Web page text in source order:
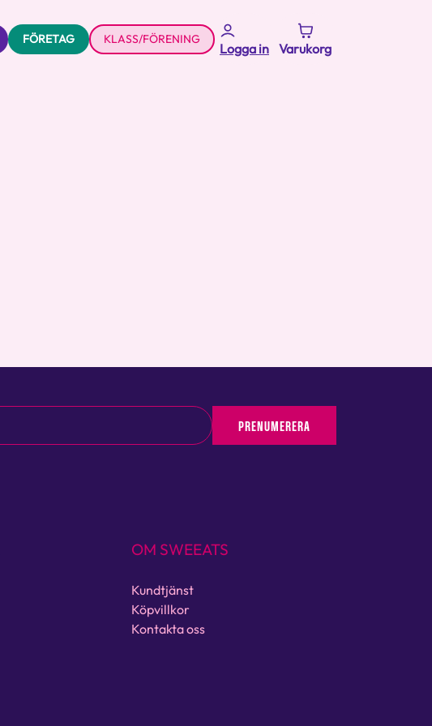
FÖRETAG KLASS/FÖRENING
Logga in Varukorg
PRENUMERERA
OM SWEEATS
Kundtjänst
Köpvillkor
Kontakta oss